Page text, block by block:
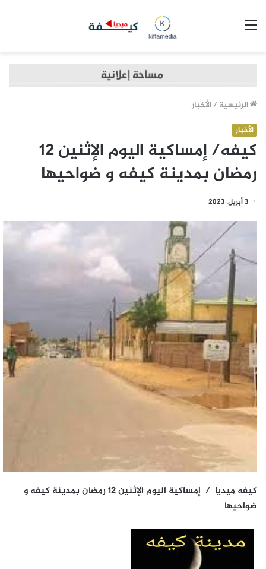
الرئيسية /الأخبار
الأخبار
كيفه/ إمساكية اليوم الإثنين 12
رمضان بمدينة كيفه و ضواحيها
3 أبريل، 2023
كيفه ميديا / إمساكية اليوم الإثنين 12 رمضان بمدينة كيفه و
ضواحيها